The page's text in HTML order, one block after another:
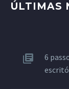
ÚLTIMAS
6